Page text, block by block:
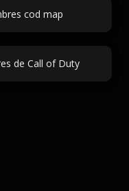
cod map
de Call of Duty